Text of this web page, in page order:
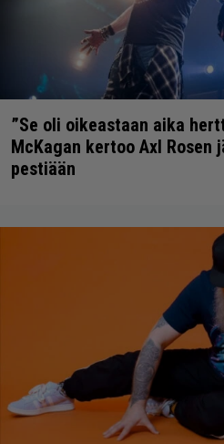
”Se oli oikeastaan aika
McKagan kertoo Axl Rosen
pestiään